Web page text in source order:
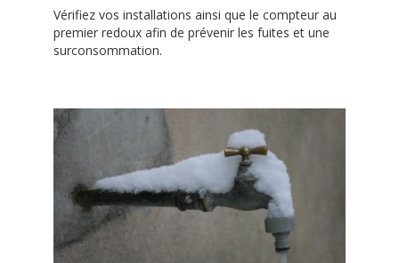
Vérifiez vos installations ainsi que le compteur au
premier redoux afin de prévenir les fuites et une
surconsommation.